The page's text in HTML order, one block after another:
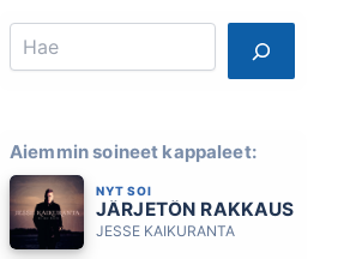
Search
Aiemmin soineet kappaleet:
NYT SOI
JÄRJETÖN RAKKAUS
JESSE KAIKURANTA